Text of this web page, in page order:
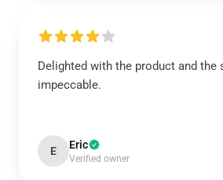
Delighted with the product and the
impeccable.
E Eric
Verified owner